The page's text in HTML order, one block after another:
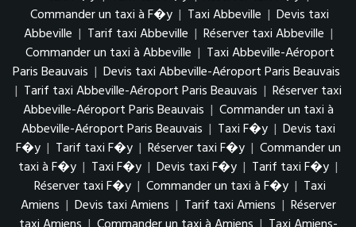
Commander un taxi à F�y | Taxi Abbeville | Devis taxi
Abbeville | Tarif taxi Abbeville | Réserver taxi Abbeville |
Commander un taxi à Abbeville | Taxi Abbeville-Aéroport
Paris Beauvais | Devis taxi Abbeville-Aéroport Paris Beauvais
| Tarif taxi Abbeville-Aéroport Paris Beauvais | Réserver taxi
Abbeville-Aéroport Paris Beauvais | Commander un taxi à
Abbeville-Aéroport Paris Beauvais | Taxi F�y | Devis taxi
F�y | Tarif taxi F�y | Réserver taxi F�y | Commander un
taxi à F�y | Taxi F�y | Devis taxi F�y | Tarif taxi F�y |
Réserver taxi F�y | Commander un taxi à F�y | Taxi
Amiens | Devis taxi Amiens | Tarif taxi Amiens | Réserver